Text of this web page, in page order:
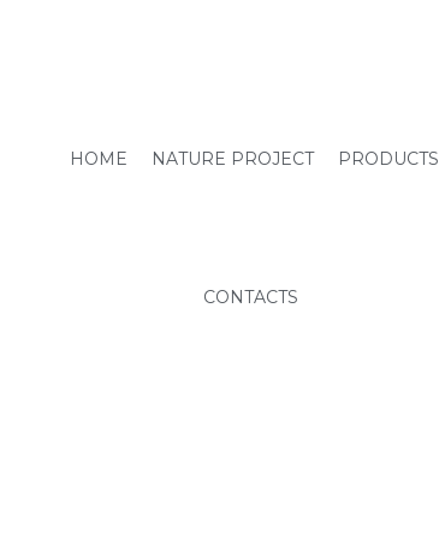
HOME NATURE PROJECT PRODUCTS
CONTACTS